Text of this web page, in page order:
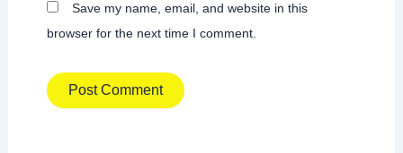
Save my name, email, and website in this
browser for the next time I comment.